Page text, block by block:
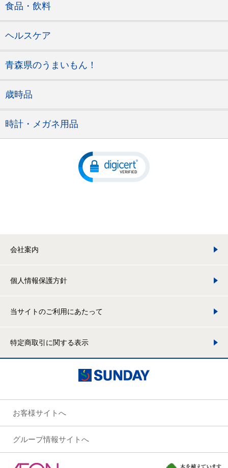
食品・飲料
ヘルスケア
青森県のうまいもん！
歳時品
時計・メガネ用品
会社案内
個人情報保護方針
当サイトのご利用にあたって
特定商取引に関する表示
お客様サイトへ
グループ情報サイトへ